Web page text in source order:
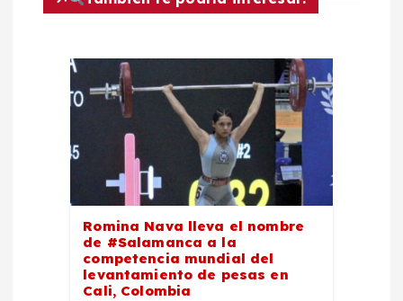
Romina Nava lleva el nombre
de #Salamanca a la
competencia mundial del
levantamiento de pesas en
Cali, Colombia